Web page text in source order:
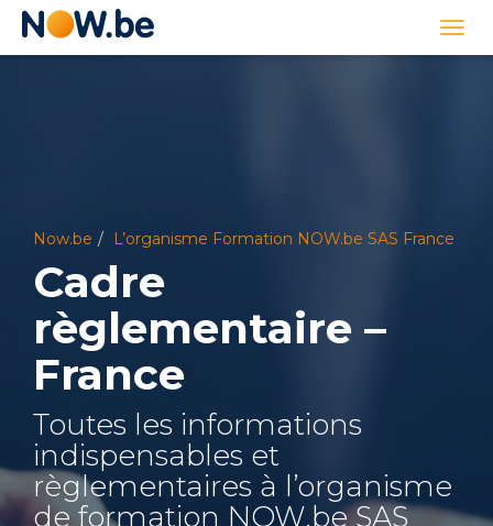
Lien
Now.be L’organisme Formation NOW.be SAS France
Cadre
règlementaire –
France
Toutes les informations
indispensables et
règlementaires à l’organisme
de formation NOW.be SAS